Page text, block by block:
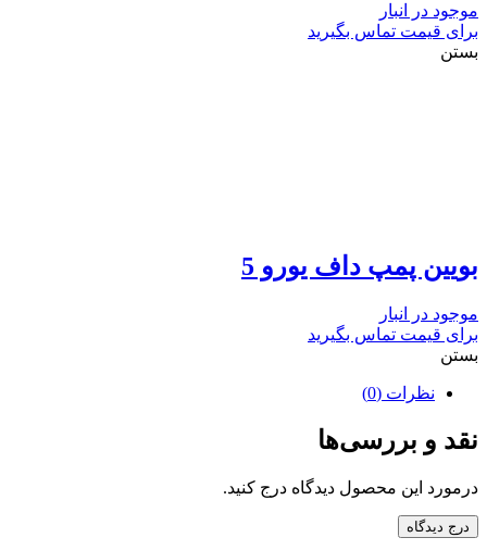
موجود در انبار
برای قیمت تماس بگیرید
بستن
بویین پمپ داف یورو 5
موجود در انبار
برای قیمت تماس بگیرید
بستن
نظرات (0)
نقد و بررسی‌ها
درمورد این محصول دیدگاه درج کنید.
درج دیدگاه